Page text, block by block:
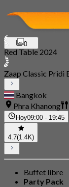
0
Red Table 2024
Zaap Classic Pridi
Bangkok
Phra Khanong
Hoy09:00 - 19:45
4.7(1.4K)
Buffet libre
Party Pack